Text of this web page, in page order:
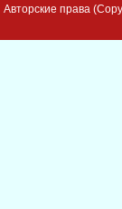
Авторские права